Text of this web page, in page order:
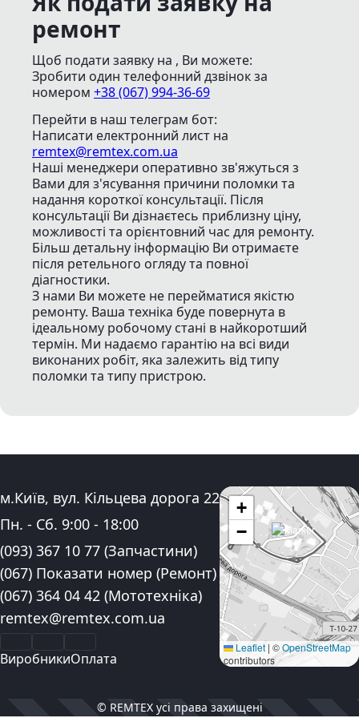
ремонт
Щоб подати заявку на , Ви можете:
Зробити один телефонний дзвінокза
номером +38 (067) 994-36-69
Перейти в наш телеграм бот:
Написати електронний лист на
remtex@remtex.com.ua
Наші менеджери оперативно зв'яжуться з
Вами для з'ясування причини поломки та
надання короткої консультації. Після
консультації Ви дізнаєтесь приблизну ціну,
можливості та орієнтовний час для ремонту.
Більш детальну інформацію Ви отримаєте
після ретельного огляду та повної
діагностики.
З нами Ви можете не перейматися якістю
ремонту. Ваша техніка буде повернута в
ідеальному робочому стані в найкоротший
термін. Ми надаємо гарантію на всі види
виконаних робіт, яка залежить від типу
поломки та типу пристрою.
Адреса:
м.Київ, вул. Кільцева дорога 22
Графік роботи:
Пн. - Сб. 9:00 - 18:00
Контактні номера телефону:
(093) 367 10 77 (Запчастини)
(067) Показати номер (Ремонт)
(067) 364 04 42 (Мототехніка)
Електронна пошта:
remtex@remtex.com.ua
ВиробникиОплата
+
−
Leaflet | ©OpenStreetMap
contributors
© REMTEX усі права захищені